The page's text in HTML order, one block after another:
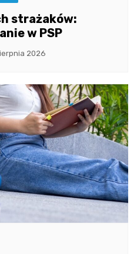
strażaków:
w PSP
2026